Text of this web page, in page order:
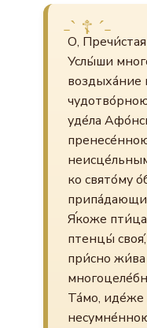
О,
Услы́ши
воздыха́ние
уде́ла
ко свято́му
Я́коже
птенцы́
при́сно
Та́мо, иде́же